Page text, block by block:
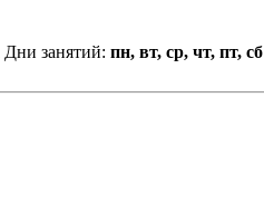
Дни занятий: пн, вт, ср, чт, пт, сб